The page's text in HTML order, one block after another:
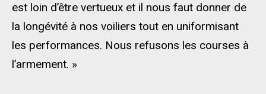
est loin d’être vertueux et il nous faut donner de
la longévité à nos voiliers tout en uniformisant
les performances. Nous refusons les courses à
l’armement. »